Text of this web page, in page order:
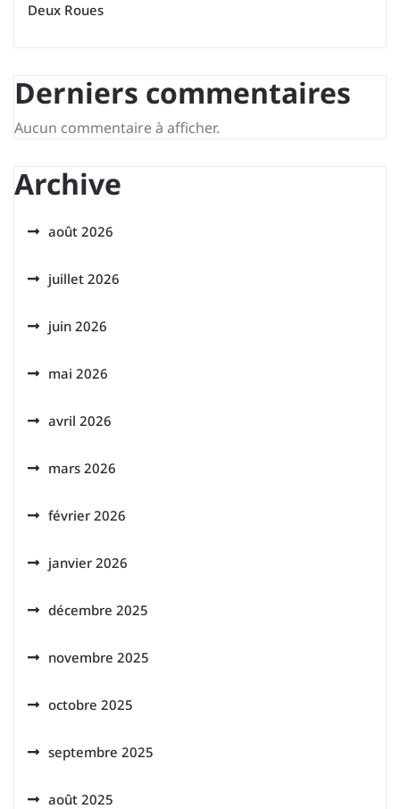
Deux Roues
Derniers commentaires
Aucun commentaire à afficher.
Archive
août 2026
juillet 2026
juin 2026
mai 2026
avril 2026
mars 2026
février 2026
janvier 2026
décembre 2025
novembre 2025
octobre 2025
septembre 2025
août 2025